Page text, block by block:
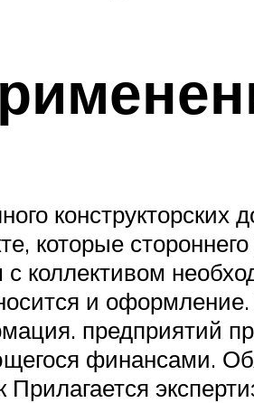
конструкторских
которые
с коллективом
и
предприятий
финансами.